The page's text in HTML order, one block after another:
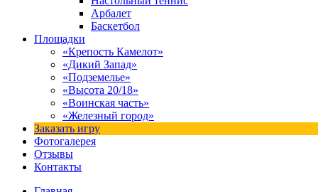
Арбалет
Баскетбол
Площадки
«Крепость Камелот»
«Дикий Запад»
«Подземелье»
«Высота 20/18»
«Воинская часть»
«Железный город»
Заказать игру
Фотогалерея
Отзывы
Контакты